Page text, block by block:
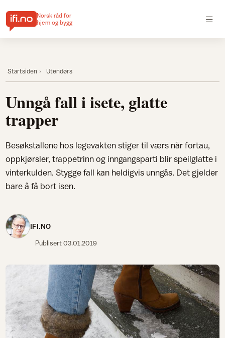
Norsk råd for
hjem og bygg
Startsiden Utendørs
Unngå fall i isete, glatte
trapper
Besøkstallene hos legevakten stiger til værs når fortau,
oppkjørsler, trappetrinn og inngangsparti blir speilglatte i
vinterkulden. Stygge fall kan heldigvis unngås. Det gjelder
bare å få bort isen.
IFI.NO
Publisert03.01.2019